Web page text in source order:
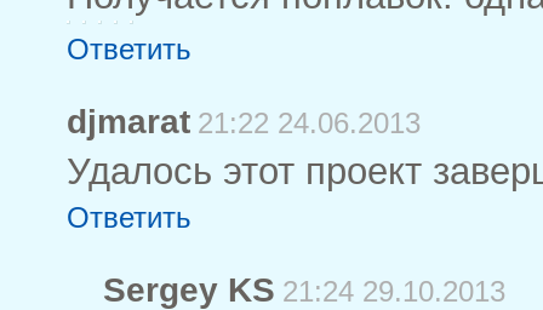
Ответить
djmarat 21:22 24.06.2013
Удалось этот проект
Ответить
Sergey KS 21:24 29.10.2013